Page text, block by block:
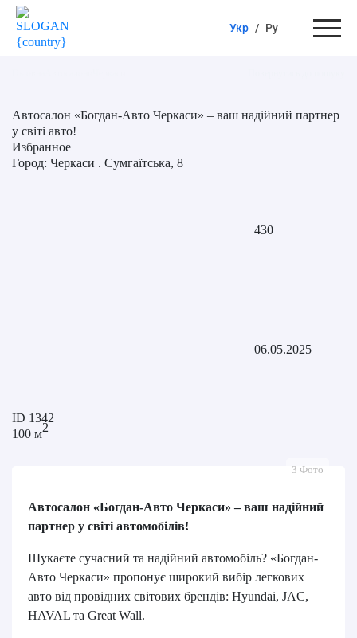
Укр / Ру
Автосалон «Богдан-Авто Черкаси» – ваш надійний партнер
у світі авто!
Избранное
Город: Черкаси . Сумгаїтська, 8
430
06.05.2025
ID 1342
100 м2
3 Фото
Автосалон «Богдан-Авто Черкаси» – ваш надійний
партнер у світі автомобілів!
Шукаєте сучасний та надійний автомобіль? «Богдан-
Авто Черкаси» пропонує широкий вибір легкових
авто від провідних світових брендів: Hyundai, JAC,
HAVAL та Great Wall.